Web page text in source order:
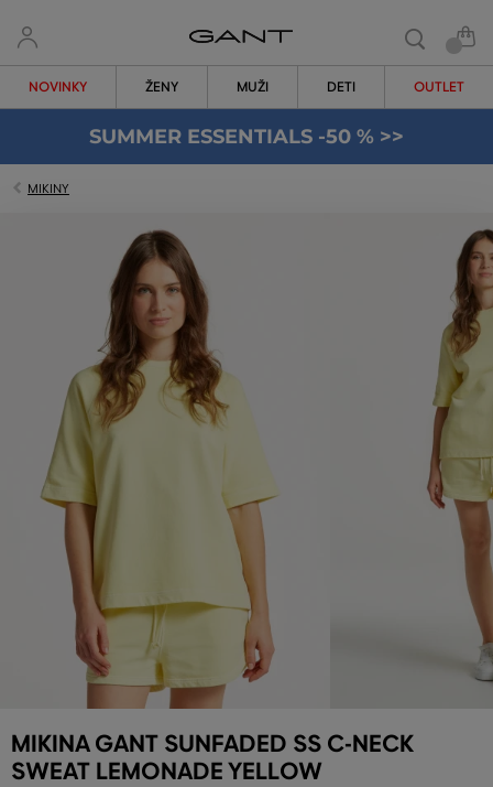
NOVINKY ŽENY MUŽI DETI OUTLET
SUMMER ESSENTIALS -50 % >>
MIKINY
MIKINA GANT SUNFADED SS C-NECK
SWEAT LEMONADE YELLOW